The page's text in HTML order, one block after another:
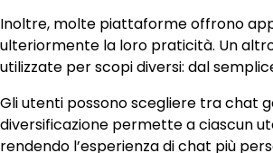
Inoltre, molte piattaforme offrono
ulteriormente la loro praticità. Un
utilizzate per scopi diversi: dal
Gli utenti possono scegliere tra chat
diversificazione permette a ciascun
rendendo l’esperienza di chat più